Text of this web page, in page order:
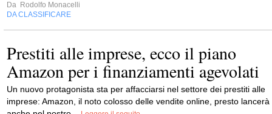
Da Rodolfo Monacelli
DA CLASSIFICARE
Prestiti alle imprese, ecco il piano
Amazon per i finanziamenti agevolati
Un nuovo protagonista sta per affacciarsi nel settore dei prestiti alle
imprese: Amazon, il noto colosso delle vendite online, presto lancerà